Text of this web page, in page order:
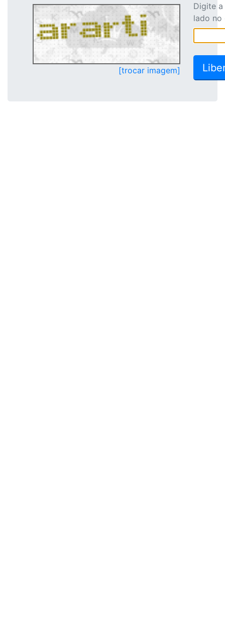
[trocar imagem]
Digite
lado no